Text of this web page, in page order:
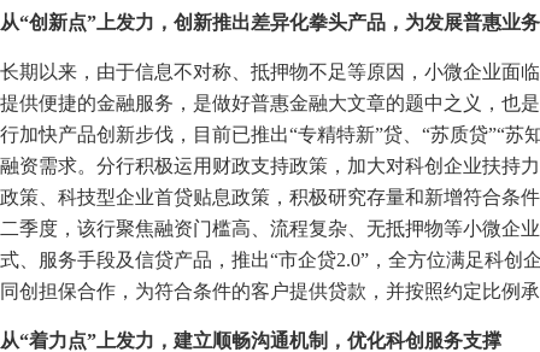
从“创新点”上发力，创新推出差异化拳头产品，为发展普惠业
长期以来，由于信息不对称、抵押物不足等原因，小微企业面
提供便捷的金融服务，是做好普惠金融大文章的题中之义，也
行加快产品创新步伐，目前已推出“专精特新”贷、“苏质贷”“苏
融资需求。分行积极运用财政支持政策，加大对科创企业扶持
政策、科技型企业首贷贴息政策，积极研究存量和新增符合条
二季度，该行聚焦融资门槛高、流程复杂、无抵押物等小微企
式、服务手段及信贷产品，推出“市企贷2.0”，全方位满足科创
同创担保合作，为符合条件的客户提供贷款，并按照约定比例
从“着力点”上发力，建立顺畅沟通机制，优化科创服务支撑